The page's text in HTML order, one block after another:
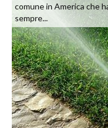
comune in America che
sempre...